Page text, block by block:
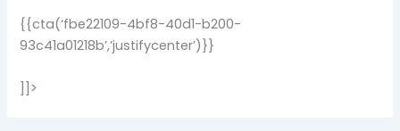
{{cta(‘fbe22109-4bf8-40d1-b200-
93c41a01218b’,’justifycenter’)}}
]]>